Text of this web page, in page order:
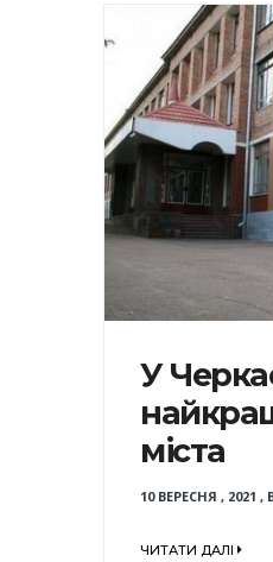
У
міста
10 ВЕРЕСНЯ , 2021 ,
ЧИТАТИ ДАЛІ